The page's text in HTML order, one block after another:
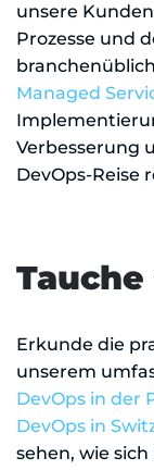
unsere
Prozesse und
Managed
Verbesserung
DevOps-Reise
Erkunde die
unserem
DevOps in der
DevOps in
sehen, wie